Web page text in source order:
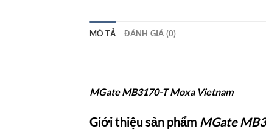
MÔ TẢ ĐÁNH GIÁ (0)
MGate MB3170-T Moxa Vietnam
Giới thiệu sản phẩm MGate